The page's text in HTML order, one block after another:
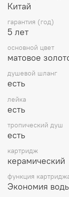
Китай
гарантия (год)
5 лет
основной цвет
матовое
душевой шланг
есть
лейка
есть
тропический душ
есть
картридж
керамический
функция
Экономия